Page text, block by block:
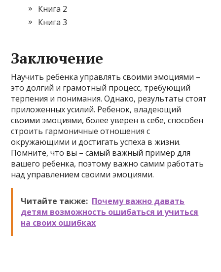
Книга 2
Книга 3
Заключение
Научить ребенка управлять своими эмоциями –
это долгий и грамотный процесс, требующий
терпения и понимания. Однако, результаты стоят
приложенных усилий. Ребенок, владеющий
своими эмоциями, более уверен в себе, способен
строить гармоничные отношения с
окружающими и достигать успеха в жизни.
Помните, что вы – самый важный пример для
вашего ребенка, поэтому важно самим работать
над управлением своими эмоциями.
Читайте также: Почему важно давать
детям возможность ошибаться и учиться
на своих ошибках